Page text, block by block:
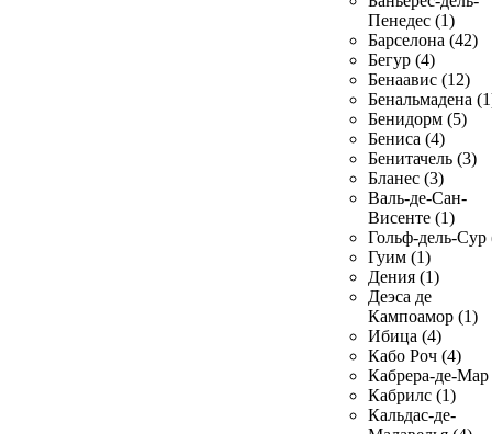
Пенедес (1)
Барселона (42)
Бегур (4)
Бенаавис (12)
Бенальмадена
Бенидорм (5)
Бениса (4)
Бенитачель (3)
Бланес (3)
Валь-де-Сан-
Висенте (1)
Гольф-дель-Сур
Гуим (1)
Дения (1)
Деэса де
Кампоамор (1)
Ибица (4)
Кабо Роч (4)
Кабрера-де-Мар
Кабрилс (1)
Кальдас-де-